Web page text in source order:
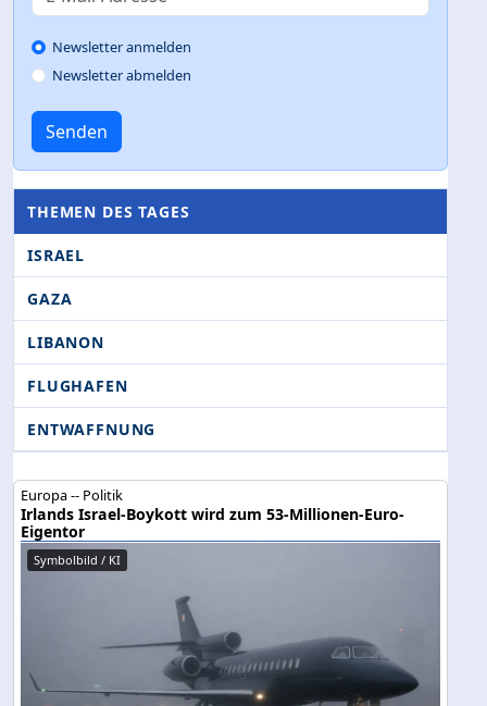
Newsletter anmelden
Newsletter abmelden
Senden
THEMEN DES TAGES
ISRAEL
GAZA
LIBANON
FLUGHAFEN
ENTWAFFNUNG
Europa -- Politik
Irlands Israel-Boykott wird zum 53-Millionen-Euro-
Eigentor
Symbolbild / KI